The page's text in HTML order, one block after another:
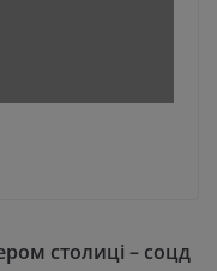
столиці – соцд